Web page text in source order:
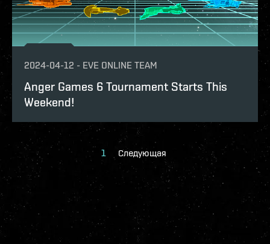
2024-04-12 - EVE ONLINE TEAM
Anger Games 6 Tournament Starts This
Weekend!
1 Следующая